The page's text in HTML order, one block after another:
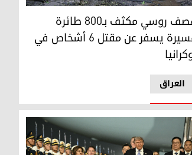
الحرب" وسط ضغوط اقتصادية وتجاذبات
مكثف بـ800 طائرة مسيرة يسفر عن مقتل 6 أشخاص في أوكرانيا
العراق
قصف روسي مكثف بـ800 طائرة
مسيرة يسفر عن مقتل 6 أشخاص في